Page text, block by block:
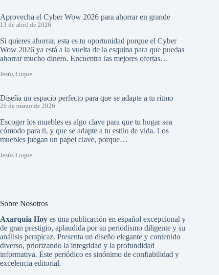
Aprovecha el Cyber Wow 2026 para ahorrar en grande
13 de abril de 2026
Si quieres ahorrar, esta es tu oportunidad porque el Cyber
Wow 2026 ya está a la vuelta de la esquina para que puedas
ahorrar mucho dinero. Encuentra las mejores ofertas…
Jesús Luque
Diseña un espacio perfecto para que se adapte a tu ritmo
26 de marzo de 2026
Escoger los muebles es algo clave para que tu hogar sea
cómodo para ti, y que se adapte a tu estilo de vida. Los
muebles juegan un papel clave, porque…
Jesús Luque
Sobre Nosotros
Axarquia Hoy es una publicación en español excepcional y
de gran prestigio, aplaudida por su periodismo diligente y su
análisis perspicaz. Presenta un diseño elegante y contenido
diverso, priorizando la integridad y la profundidad
informativa. Este periódico es sinónimo de confiabilidad y
excelencia editorial.